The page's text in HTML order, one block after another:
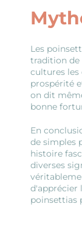
Les
tradition de
cultures les
prospérité
on dit
bonne
En
de simples
histoire
diverses
d'apprécier
poinsettias